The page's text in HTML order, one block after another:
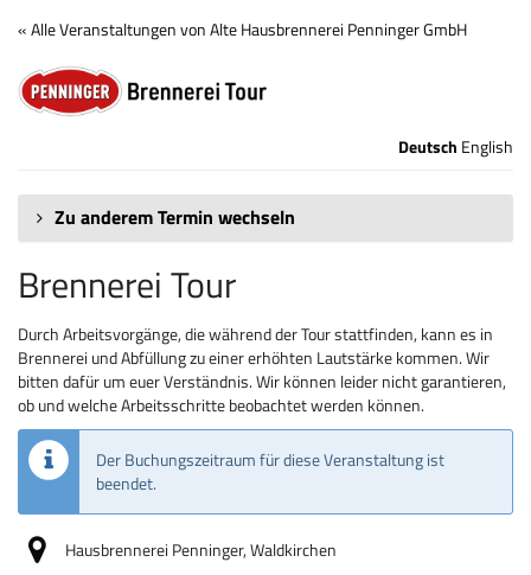
Zum
Haupt-
Inhalt
springen
« Alle Veranstaltungen von Alte Hausbrennerei Penninger GmbH
Brennerei
Tour Deutsch English
Zu anderem Termin wechseln
Brennerei Tour
Durch Arbeitsvorgänge, die während der Tour stattfinden, kann es in
Brennerei und Abfüllung zu einer erhöhten Lautstärke kommen. Wir
bitten dafür um euer Verständnis. Wir können leider nicht garantieren,
ob und welche Arbeitsschritte beobachtet werden können.
Der Buchungszeitraum für diese Veranstaltung ist
beendet.
Hausbrennerei Penninger, Waldkirchen